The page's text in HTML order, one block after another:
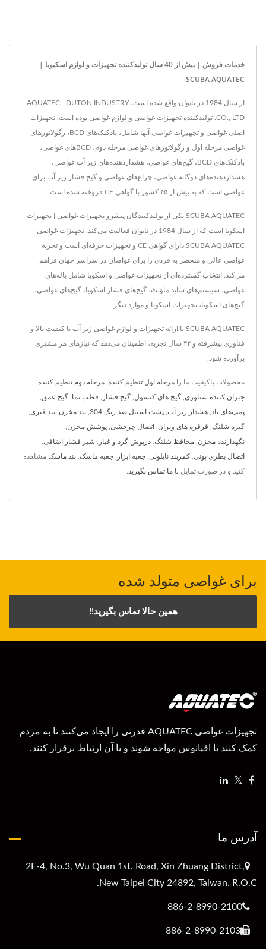
خدمات فروش | بیش از 40 سال تولیدکننده تجهیزات و لوازم اسکیوبا |
SCUBA AQUATEC
از سال 1984 در تایوان واقع شده است، AQUATEC - DUTON INDUSTRY
CO., LTD. تولیدکننده تجهیزات غواصی و لوازم غواصی بوده است. تجهیزات
اصلی غواصی و تجهیزات غواصی آنها شامل، بادکنک‌های BCD، رگولاتورهای
غواصی مرحله اول و رگولاتورهای غواصی مرحله دوم، BCDهای غواصی،
بادکنک‌های BCD، گیج‌های غواصی، هشداردهنده‌های زیر آب غواصی،
هشداردهنده‌های دوگانه غواصی، چراغ‌های غواصی و گیج فشار زیر آب برای
غواصی است که به بیش از ۴۵ کشور با گواهی CE فروخته شده است.
SCUBA AQUATEC یکی از تولیدکنندگان پیشرو تجهیزات غواصی | تجهیزات
اسکوبا است که از سال 1984 در تایوان فعالیت می‌کند. تجهیزات غواصی
SCUBA AQUATEC دارای گواهی CE و تجهیزات حرفه‌ای است و تجربه
غواصی عالی و منحصر به فردی را برای غواصان در سراسر جهان فراهم
می‌کند. انتخاب گسترده‌ای از تجهیزات غواصی و اسکوبا شامل باله‌های
غواصی، سیستم‌های ساید ماؤنٹ، گیج‌های فشار اسکوبا، گیج‌های غواصی،
گیج‌های اسکوبا، تجهیزات اسکوبا و موارد دیگر.
SCUBA AQUATEC با ارائه تجهیزات و لوازم غواصی زیر آب با کیفیت بالا و
فناوری پیشرفته و ۴۲ سال تجربه، اطمینان می‌دهد که نیازهای هر مشتری
برآورده شود.
محصولات باکیفیت ما را مرحله اول تنظیم کننده مرحله دوم تنظیم کننده
جبران کننده شناوری گیج های کنسول گیج فشار قطب نما گیج عمق
پمپ‌های باد هشدار زیر آب پشت استیل ضد زنگ 304 بند مخزن بند فنری
گیره شلنگ قرقره های ویران اتصال چرخشی پوشش مخزن
نگهدارنده مخزن محافظ شلنگ درپوش گرد و غبار شیر فشار اضافی
اتصال بطری پونی کمربند نایلونی جعبه ابزار جعبه ماسک بند ماسک مشاهده
کنید و در صورت تمایل با ما تماس بگیرید
برای غواصی متولد شده
همین حالا تماس بگیرید!!
تجهیزات غواصی AQUATEC قدرتی را ایجاد می‌کنند تا به مردم
کمک کنند با اقیانوس مواجه شوند و با آن ارتباط برقرار کنند.
آدرس ما
2F-4, No.3, Wu Quan 1st. Road, Xin Zhuang District,
New Taipei City 24892, Taiwan. R.O.C.
886-2-8990-2100
886-2-8990-2103